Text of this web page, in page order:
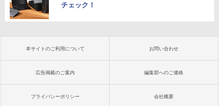
チェック！
本サイトのご利用について お問い合わせ
広告掲載のご案内 編集部へのご連絡
プライバシーポリシー 会社概要